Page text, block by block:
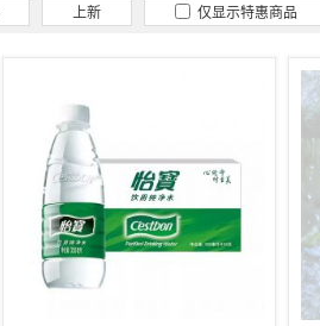
上新 仅显示特惠商品